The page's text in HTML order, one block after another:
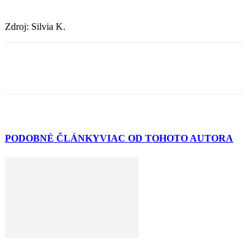
Zdroj: Silvia K.
PODOBNÉ ČLÁNKYVIAC OD TOHOTO AUTORA